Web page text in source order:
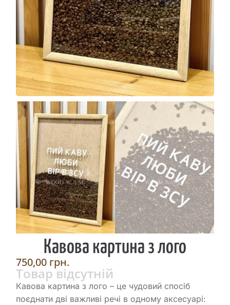
Кавова картина з лого
750,00 грн.
Товар відсутній
Кавова картина з лого – це чудовий спосіб
поєднати дві важливі речі в одному аксесуарі: